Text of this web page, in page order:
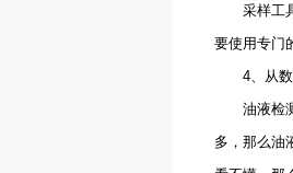
采样工具
要使用专门
4、从数
油液检测
多，那么油